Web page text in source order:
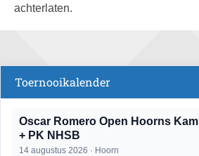
achterlaten.
Toernooikalender
Oscar Romero Open Hoorns
+ PK NHSB
14 augustus 2026 · Hoorn